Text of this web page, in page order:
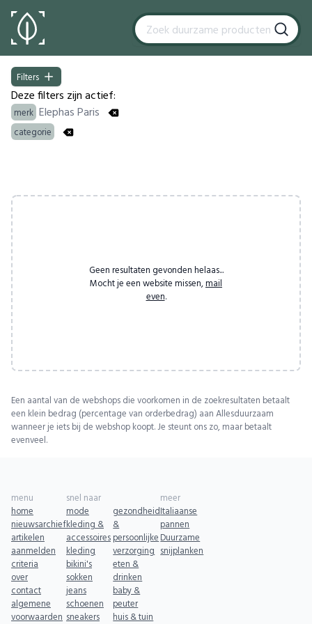
Filters
Filters
Deze filters zijn actief:
merk Elephas Paris
categorie
Geen resultaten gevonden helaas...
Mocht je een website missen, mail
even.
Een aantal van de webshops die voorkomen in de zoekresultaten betaalt
een klein bedrag (percentage van orderbedrag) aan Allesduurzaam
wanneer je iets bij de webshop koopt. Je steunt ons zo, maar betaalt
evenveel.
menu
home
nieuwsarchief
artikelen
aanmelden
criteria
over
contact
algemene
voorwaarden
snel naar
mode
kleding &
accessoires
kleding
bikini's
sokken
jeans
schoenen
sneakers
gezondheid
&
persoonlijke
verzorging
eten &
drinken
baby &
peuter
huis & tuin
meer
Italiaanse
pannen
Duurzame
snijplanken